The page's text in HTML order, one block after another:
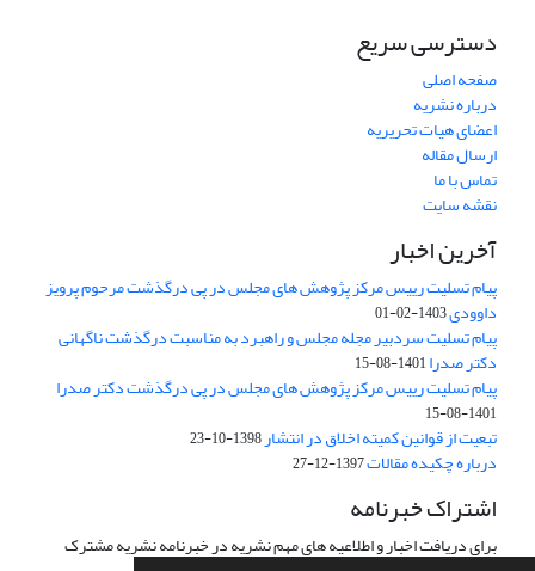
دسترسی سریع
صفحه اصلی
درباره نشریه
اعضای هیات تحریریه
ارسال مقاله
تماس با ما
نقشه سایت
آخرین اخبار
پیام تسلیت رییس مرکز پژوهش های مجلس در پی درگذشت مرحوم پرویز
داوودی1403-02-01
پیام تسلیت سردبیر مجله مجلس و راهبرد به مناسبت درگذشت ناگهانی
دکتر صدرا1401-08-15
پیام تسلیت رییس مرکز پژوهش های مجلس در پی درگذشت دکتر صدرا
1401-08-15
تبعیت از قوانین کمیته اخلاق در انتشار1398-10-23
درباره چکیده مقالات1397-12-27
اشتراک خبرنامه
برای دریافت اخبار و اطلاعیه های مهم نشریه در خبرنامه نشریه مشترک